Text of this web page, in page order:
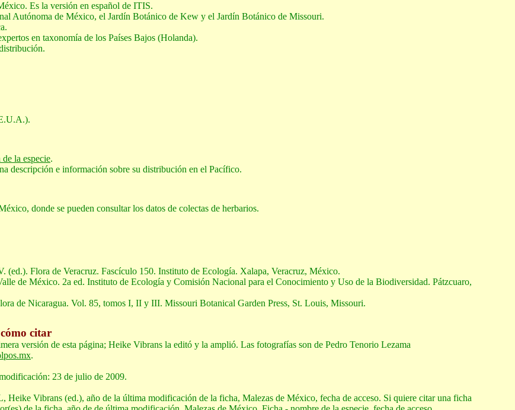
Es la versión en español de ITIS.
Autónoma de México, el Jardín Botánico de Kew y el Jardín Botánico de Missouri.
en taxonomía de los Países Bajos (Holanda).
la especie.
descripción e información sobre su distribución en el Pacífico.
donde se pueden consultar los datos de colectas de herbarios.
(ed.). Flora de Veracruz. Fascículo 150. Instituto de Ecología. Xalapa, Veracruz, México.
de México. 2a ed. Instituto de Ecología y Comisión Nacional para el Conocimiento y Uso de la Biodiversidad. Pátzcuaro,
de Nicaragua. Vol. 85, tomos I, II y III. Missouri Botanical Garden Press, St. Louis, Missouri.
citar
versión de esta página; Heike Vibrans la editó y la amplió. Las fotografías son de Pedro Tenorio Lezama
.
23 de julio de 2009.
Heike Vibrans (ed.), año de la última modificación de la ficha, Malezas de México, fecha de acceso. Si quiere citar una ficha